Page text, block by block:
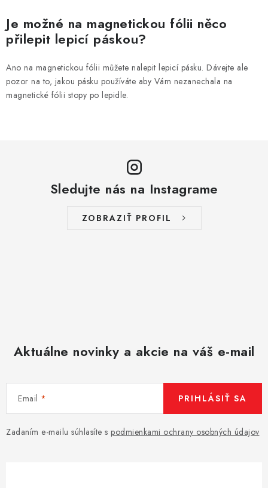
Je možné na magnetickou fólii něco
přilepit lepicí páskou?
Ano na magnetickou fólii můžete nalepit lepicí pásku. Dávejte ale
pozor na to, jakou pásku používáte aby Vám nezanechala na
magnetické fólii stopy po lepidle.
Sledujte nás na Instagrame
ZOBRAZIŤ PROFIL
Aktuálne novinky a akcie na váš e-mail
Email
Zadaním e-mailu súhlasíte s podmienkami ochrany osobných údajov
PRIHLÁSIŤ SA